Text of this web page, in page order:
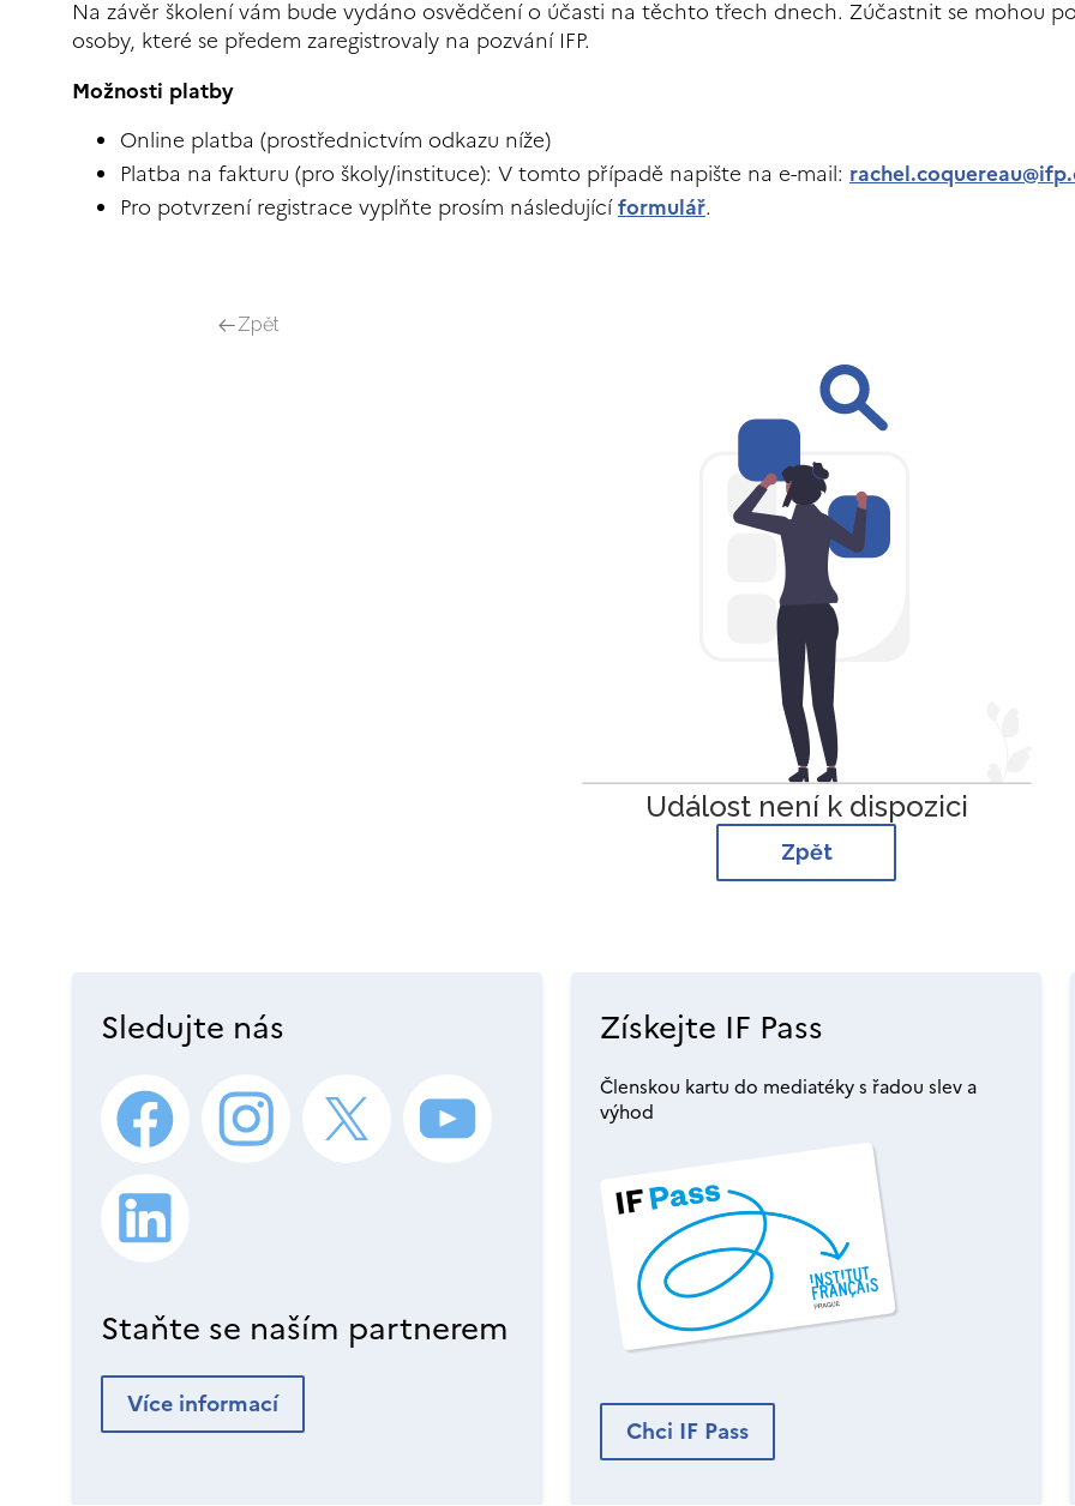
Na závěr školení vám bude vydáno osvědčení o účasti na těchto třech dnech. Zúčastnit se mohou
osoby, které se předem zaregistrovaly na pozvání IFP.
Možnosti platby
Online platba (prostřednictvím odkazu níže)
Platba na fakturu (pro školy/instituce): V tomto případě napište na e-mail:
Pro potvrzení registrace vyplňte prosím následujícíformulář.
Zpět
Událost není k dispozici
Zpět
Sledujte nás
Staňte se naším partnerem
Více informací
Získejte IF Pass
Členskou kartu do mediatéky s řadou slev a
výhod
Chci IF Pass